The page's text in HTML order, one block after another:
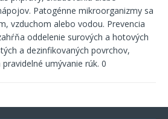
Patogénne mikroorganizmy sa
vzduchom alebo vodou. Prevencia
oddelenie surových a hotových
a dezinfikovaných povrchov,
umývanie rúk. 0